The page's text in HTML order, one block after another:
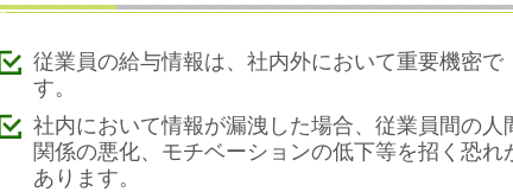
従業員の給与情報は、社内外において重要機密で
す。
社内において情報が漏洩した場合、従業員間の人
関係の悪化、モチベーションの低下等を招く恐れ
あります。